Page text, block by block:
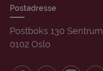
Postadresse
Postboks 130 Sentrum
0102 Oslo